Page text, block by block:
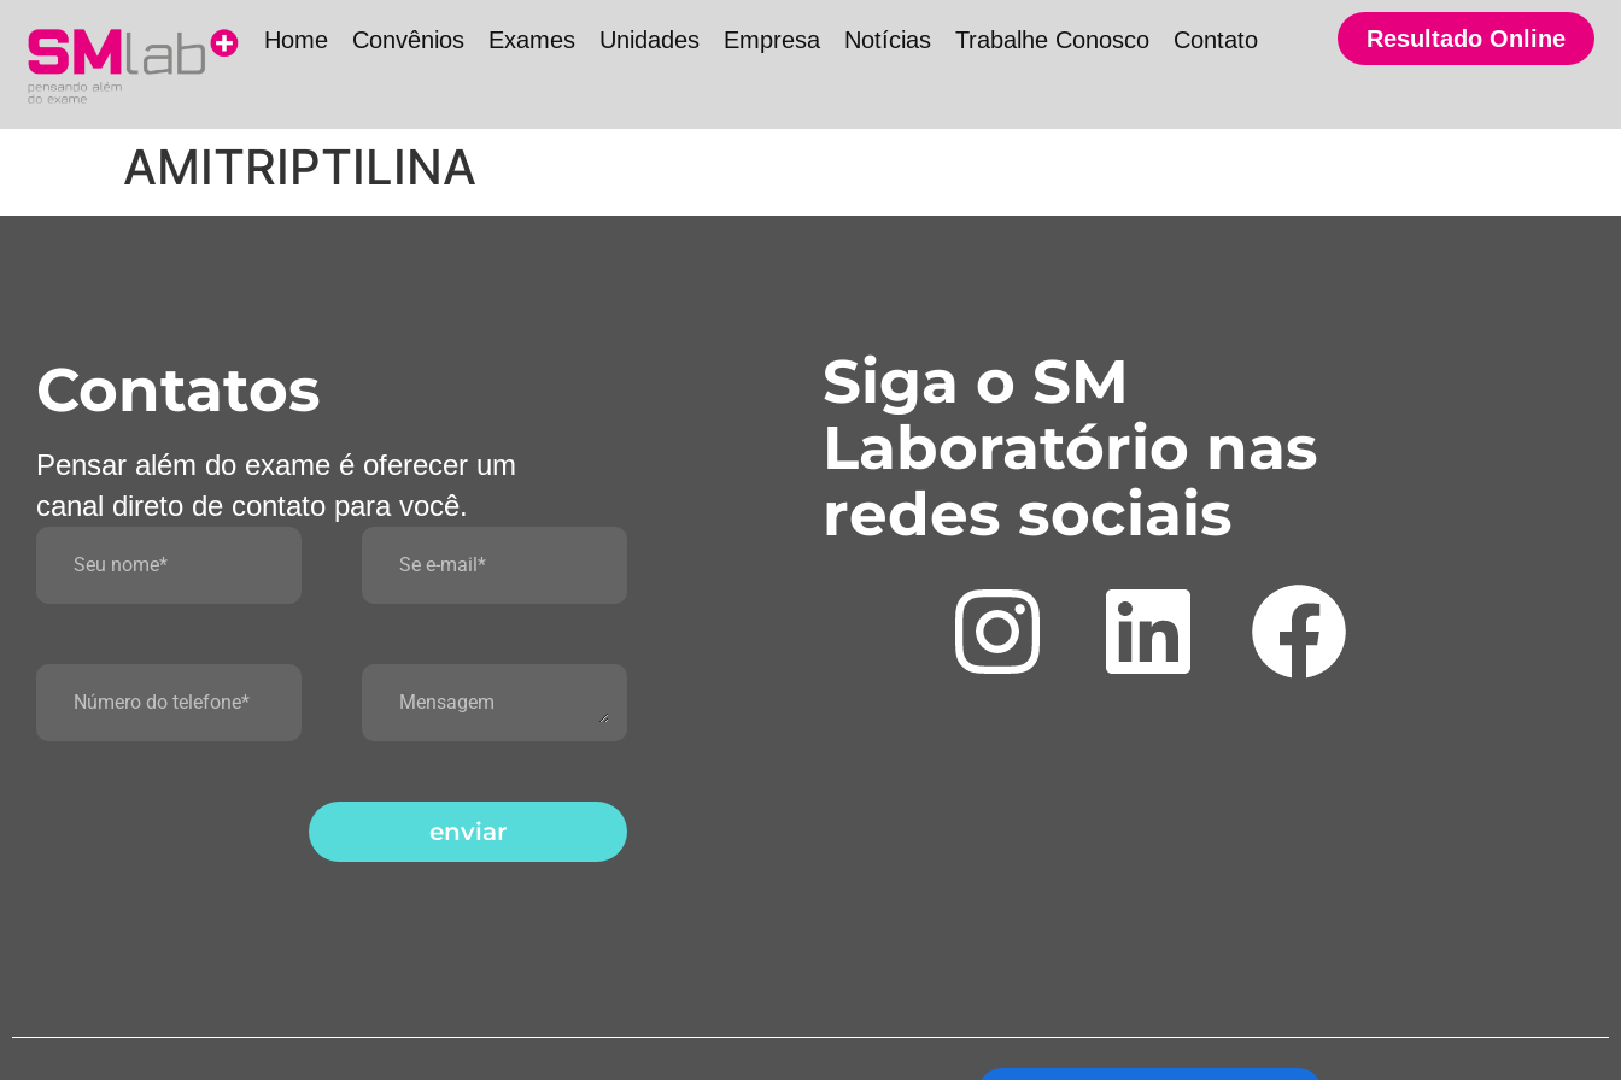
Home Convênios Exames Unidades Empresa Notícias Trabalhe Conosco Contato Resultado Online
AMITRIPTILINA
Contatos
Pensar além do exame é oferecer um
canal direto de contato para você.
enviar
Siga o SM
Laboratório nas
redes sociais